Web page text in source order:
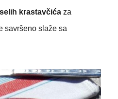
krastavčićaza
savršeno slaže sa